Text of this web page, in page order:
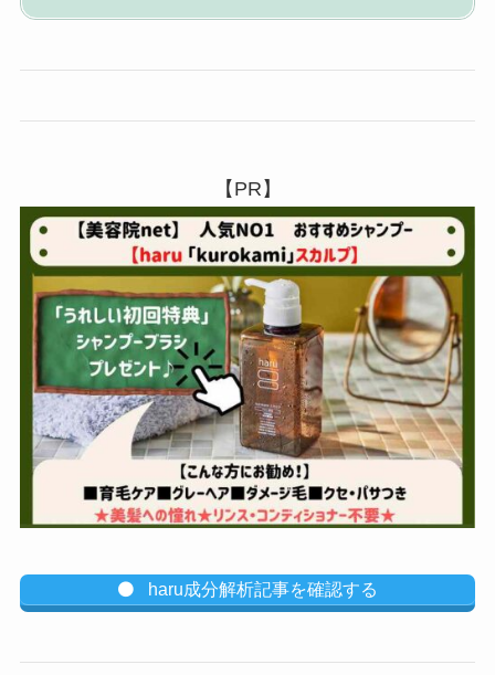
【PR】
haru成分解析記事を確認する